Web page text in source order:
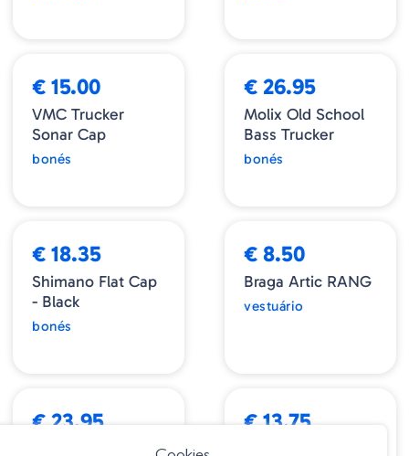
€ 15.00
VMC Trucker
Sonar Cap
bonés
€ 26.95
Molix Old School
Bass Trucker
bonés
€ 18.35
Shimano Flat Cap
- Black
bonés
€ 8.50
Braga Artic RANG
vestuário
€ 23.95 € 13.75